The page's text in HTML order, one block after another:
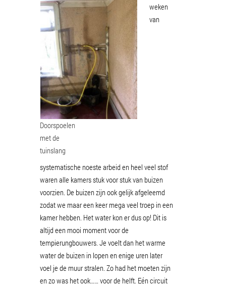
Doorspoelen
met de
tuinslang
weken
van
systematische noeste arbeid en heel veel stof
waren alle kamers stuk voor stuk van buizen
voorzien. De buizen zijn ook gelijk afgeleemd
zodat we maar een keer mega veel troep in een
kamer hebben. Het water kon er dus op! Dit is
altijd een mooi moment voor de
tempierungbouwers. Je voelt dan het warme
water de buizen in lopen en enige uren later
voel je de muur stralen. Zo had het moeten zijn
en zo was het ook…… voor de helft. Eén circuit